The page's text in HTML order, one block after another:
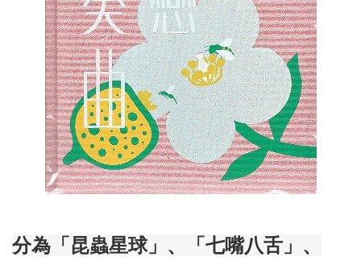
分為「昆蟲星球」、「七嘴八舌」、